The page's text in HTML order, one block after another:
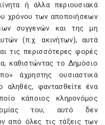
ή άλλα περιουσιακά
χρόνου των αποποιήσεων
συγγενών και της μη
(π.χ. ακινήτων), αυτά
τις περισσότερες φορές
καθιστώντας το Δημόσιο
άχρηστης ουσιαστικά
αληθές, φαντασθείτε ένα
κάποιος κληρονόμος
του, αυτό δεν
από όλες τις τάξεις των